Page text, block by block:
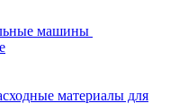
машины
материалы для